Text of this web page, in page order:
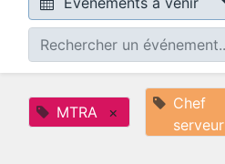
MTRA ×
Chef
serveur